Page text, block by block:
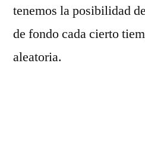
tenemos la posibilidad
de fondo cada cierto
aleatoria.